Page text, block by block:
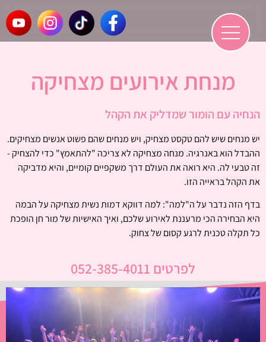
מנחת אירועים מצחיקה
הנחיה עם הומור שמדליק את הקהל
יש מנחים שיש להם טקסט מצחיק, ויש מנחים שהם פשוט אנשים מצחיקים.
ההבדל הוא באנרגיה. מנחה מצחיקה לא צריכה "להתאמץ" כדי להצחיק -
זה טבעי לה. היא רואה את העולם דרך משקפיים קומיים, והיא מדביקה
את הקהל בראייה הזו.
בדף הזה נדבר על ה"למה": למה דווקא דמות נשית מצחיקה על הבמה
היא הבחירה הכי מרעננת לאירוע שלכם, ואיך האישיות של מור חן הופכת
כל תקלה טכנית לרגע קסום של צחוק.
לפרטים 052-385-4011